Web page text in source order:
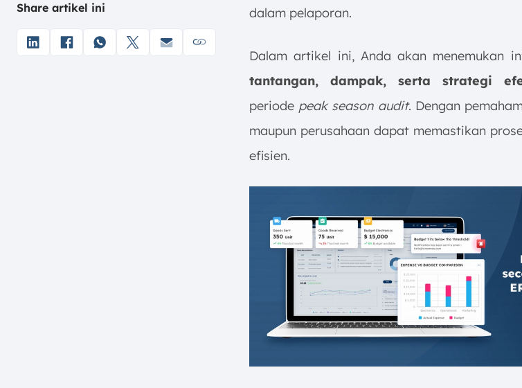
Kerja Panjang
5. Dampak pada
Kesejahteraan Auditor
Share artikel ini
dalam pelaporan.
Dalam artikel ini, Anda akan menemukan
tantangan, dampak, serta strategi
periode peak season audit. Dengan
maupun perusahaan dapat memastikan
efisien.